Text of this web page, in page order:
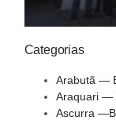
Categorias
Arabutã —
Araquari —
Ascurra